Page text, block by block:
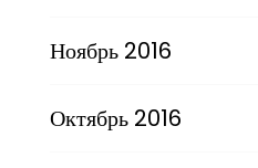
Ноябрь 2016
Октябрь 2016